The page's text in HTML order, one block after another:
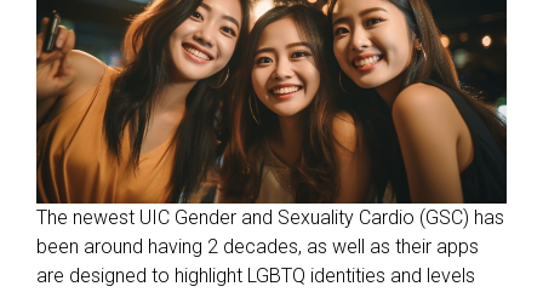
The newest UIC Gender and Sexuality Cardio (GSC) has
been around having 2 decades, as well as their apps
are designed to highlight LGBTQ identities and levels